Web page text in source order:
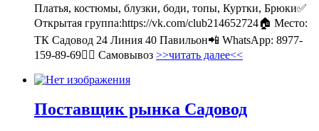
Платья, костюмы, блузки, боди, топы, Куртки, Брюки✅
Открытая группа:https://vk.com/club214652724🏠 Место:
ТК Садовод 24 Линия 40 Павильон📲 WhatsApp: 8977-
159-89-69🚶‍♀ Самовывоз >>читать далее<<
Поставщик рынка Садовод